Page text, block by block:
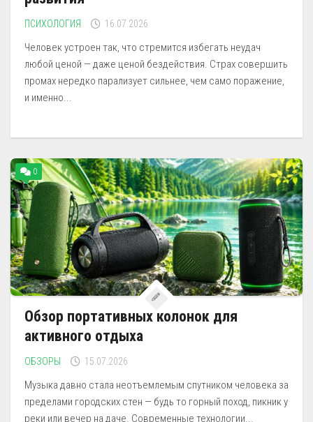
ПСИХОЛОГИЯ 16.07.2026
Человек устроен так, что стремится избегать неудач
любой ценой — даже ценой бездействия. Страх совершить
промах нередко парализует сильнее, чем само поражение,
и именно...
0
Обзор портативных колонок для
активного отдыха
ОБЗОРЫ 15.07.2026
Музыка давно стала неотъемлемым спутником человека за
пределами городских стен — будь то горный поход, пикник у
реки или вечер на даче. Современные технологии...